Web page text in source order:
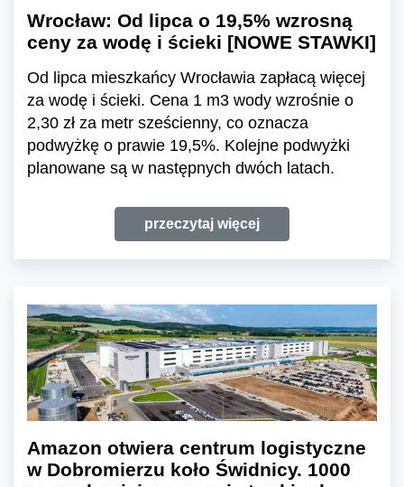
Wrocław: Od lipca o 19,5% wzrosną
ceny za wodę i ścieki [NOWE STAWKI]
Od lipca mieszkańcy Wrocławia zapłacą więcej
za wodę i ścieki. Cena 1 m3 wody wzrośnie o
2,30 zł za metr sześcienny, co oznacza
podwyżkę o prawie 19,5%. Kolejne podwyżki
planowane są w następnych dwóch latach.
przeczytaj więcej
Amazon otwiera centrum logistyczne
w Dobromierzu koło Świdnicy. 1000